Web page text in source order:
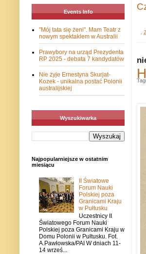
Events Info
"Mój tata się żeni". Mam Teatr z
nowym spektaklem w Australii
Prawybory na urząd Prezydenta
RP 2025 - debata 7 kandydatów
Nie żyje Ernestyna Skurjat-
Kozek - unikalna postać Polonii
australijskiej
Wyszukiwarka
Najpopularniejsze w ostatnim
miesiącu
II Światowe
Forum Nauki
Polskiej poza
Granicami Kraju
w Pułtusku
Uczestnicy II
Światowego Forum Nauki
Polskiej poza Granicami Kraju w
Domu Polonii w Pułtusku. Fot.
A.Pawłowska/PAI W dniach 11-
14 wrześ...